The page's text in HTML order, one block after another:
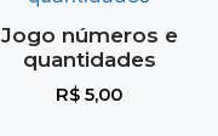
Jogo números e
quantidades
R$ 5,00